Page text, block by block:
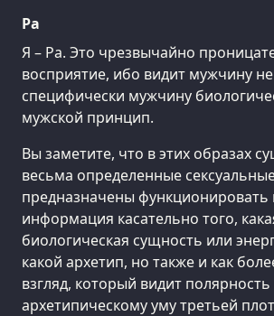
Ра
Я – Ра. Это чрезвычайно
восприятие, ибо видит мужчину не
специфически мужчину
мужской принцип.
Вы заметите, что в этих образах
весьма определенные
предназначены функционировать
информация касательно того,
биологическая сущность или
какой архетип, но также и как
взгляд, который видит
архетипическому уму третьей